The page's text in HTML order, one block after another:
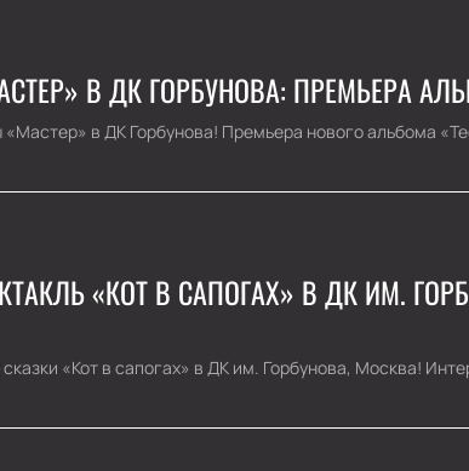
В ДК ГОРБУНОВА: ПРЕМЬЕРА
«Мастер» в ДК Горбунова! Премьера нового альбома
«КОТ В САПОГАХ» В ДК ИМ.
«Кот в сапогах» в ДК им. Горбунова, Москва!